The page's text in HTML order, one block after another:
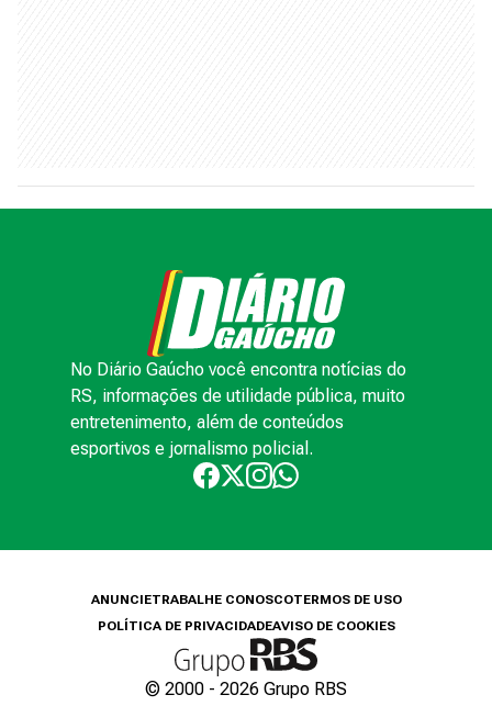
No Diário Gaúcho você encontra notícias do
RS, informações de utilidade pública, muito
entretenimento, além de conteúdos
esportivos e jornalismo policial.
ANUNCIETRABALHE CONOSCOTERMOS DE USO
POLÍTICA DE PRIVACIDADEAVISO DE COOKIES
© 2000 - 2026 Grupo RBS